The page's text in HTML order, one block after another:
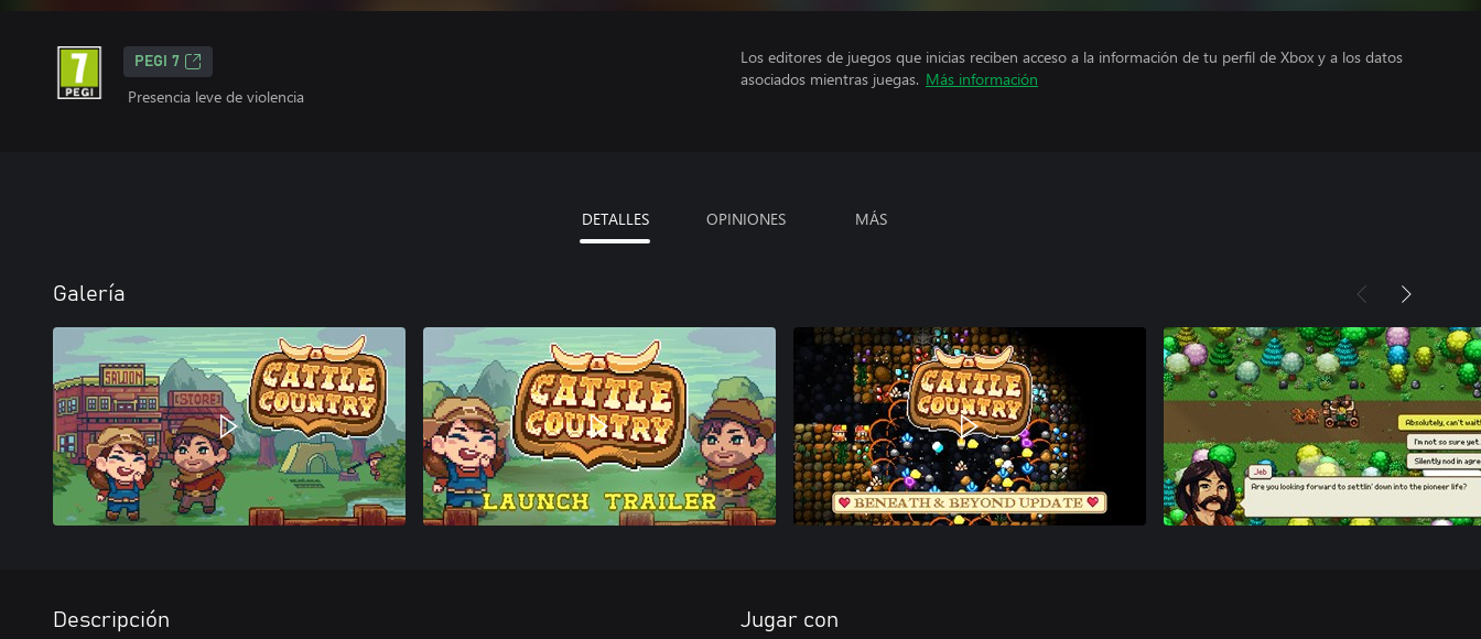
PEGI 7
Presencia leve de violencia
Los editores de juegos que inicias reciben acceso a la información de tu perfil de Xbox y a los datos
asociados mientras juegas. Más información
DETALLES OPINIONES MÁS
Galería
Descripción Jugar con